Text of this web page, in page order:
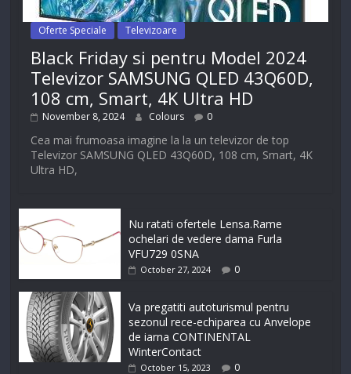
Oferte Speciale Televizoare
Black Friday si pentru Model 2024
Televizor SAMSUNG QLED 43Q60D,
108 cm, Smart, 4K Ultra HD
November 8, 2024 Colours 0
Cea mai frumoasa imagine la la un televizor de top
Televizor SAMSUNG QLED 43Q60D, 108 cm, Smart, 4K
Ultra HD,
Nu ratati ofertele Lensa.Rame
ochelari de vedere dama Furla
VFU729 0SNA
October 27, 2024 0
Va pregatiti autoturismul pentru
sezonul rece-echiparea cu Anvelope
de iarna CONTINENTAL
WinterContact
October 15, 2023 0